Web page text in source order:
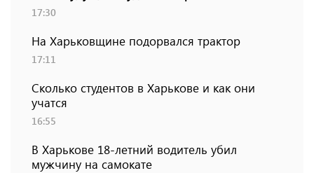
17:30
На Харьковщине подорвался трактор
17:11
Сколько студентов в Харькове и как они
учатся
16:55
В Харькове 18-летний водитель убил
мужчину на самокате